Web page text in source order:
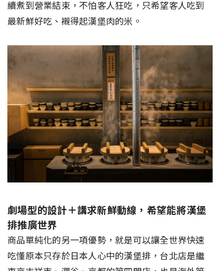
續煮到營業結束，不怕客人狂吃，只希望客人吃到
最新鮮好吃、襯得起漢堡肉的米。
劇場型的設計＋講求新鮮動線，希望能將漢堡
排推廣世界
商品單純化的另一項優勢，就是可以讓全世界快速
吃懂原本只存於日本人心中的漢堡排，台北店是繼